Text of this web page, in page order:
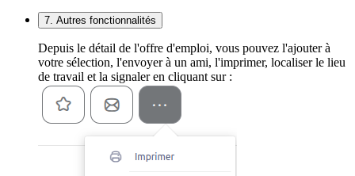
7. Autres fonctionnalités
Depuis le détail de l'offre d'emploi, vous pouvez l'ajouter à
votre sélection, l'envoyer à un ami, l'imprimer, localiser le lieu
de travail et la signaler en cliquant sur :